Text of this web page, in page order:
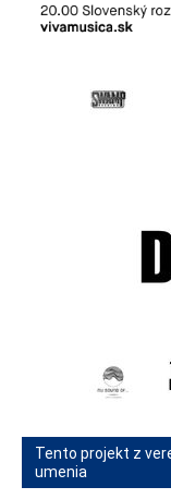
Tento projekt z
umenia